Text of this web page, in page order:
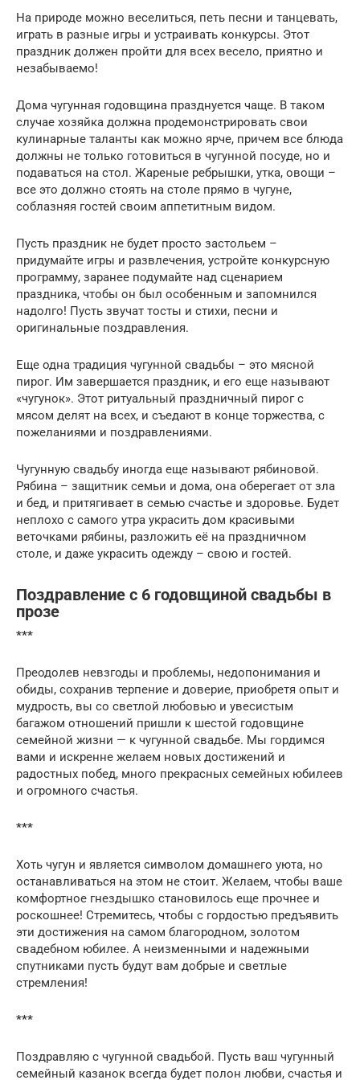
На природе можно веселиться, петь песни и танцевать,
играть в разные игры и устраивать конкурсы. Этот
праздник должен пройти для всех весело, приятно и
незабываемо!
Дома чугунная годовщина празднуется чаще. В таком
случае хозяйка должна продемонстрировать свои
кулинарные таланты как можно ярче, причем все блюда
должны не только готовиться в чугунной посуде, но и
подаваться на стол. Жареные ребрышки, утка, овощи –
все это должно стоять на столе прямо в чугуне,
соблазняя гостей своим аппетитным видом.
Пусть праздник не будет просто застольем –
придумайте игры и развлечения, устройте конкурсную
программу, заранее подумайте над сценарием
праздника, чтобы он был особенным и запомнился
надолго! Пусть звучат тосты и стихи, песни и
оригинальные поздравления.
Еще одна традиция чугунной свадьбы – это мясной
пирог. Им завершается праздник, и его еще называют
«чугунок». Этот ритуальный праздничный пирог с
мясом делят на всех, и съедают в конце торжества, с
пожеланиями и поздравлениями.
Чугунную свадьбу иногда еще называют рябиновой.
Рябина – защитник семьи и дома, она оберегает от зла
и бед, и притягивает в семью счастье и здоровье. Будет
неплохо с самого утра украсить дом красивыми
веточками рябины, разложить её на праздничном
столе, и даже украсить одежду – свою и гостей.
Поздравление с 6 годовщиной свадьбы в
прозе
***
Преодолев невзгоды и проблемы, недопонимания и
обиды, сохранив терпение и доверие, приобретя опыт и
мудрость, вы со светлой любовью и увесистым
багажом отношений пришли к шестой годовщине
семейной жизни — к чугунной свадьбе. Мы гордимся
вами и искренне желаем новых достижений и
радостных побед, много прекрасных семейных юбилеев
и огромного счастья.
***
Хоть чугун и является символом домашнего уюта, но
останавливаться на этом не стоит. Желаем, чтобы ваше
комфортное гнездышко становилось еще прочнее и
роскошнее! Стремитесь, чтобы с гордостью предъявить
эти достижения на самом благородном, золотом
свадебном юбилее. А неизменными и надежными
спутниками пусть будут вам добрые и светлые
стремления!
***
Поздравляю с чугунной свадьбой. Пусть ваш чугунный
семейный казанок всегда будет полон любви, счастья и